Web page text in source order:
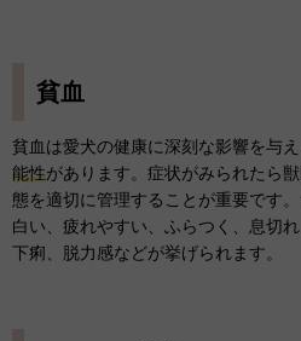
貧血
貧血は愛犬の健康に深刻な影響を与え
能性があります。症状がみられたら
態を適切に管理することが重要です
白い、疲れやすい、ふらつく、息切
下痢、脱力感などが挙げられます。